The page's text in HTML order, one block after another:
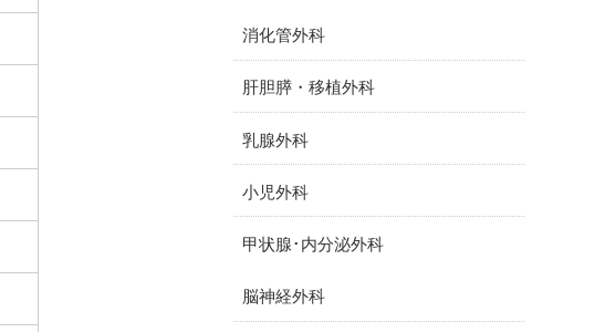
消化管外科
肝胆膵・移植外科
乳腺外科
小児外科
甲状腺･内分泌外科
脳神経外科